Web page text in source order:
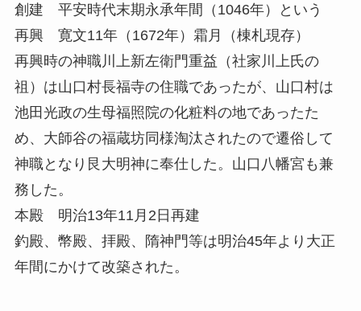
創建 平安時代末期永承年間（1046年）という
再興 寛文11年（1672年）霜月（棟札現存）
再興時の神職川上新左衛門重益（社家川上氏の
祖）は山口村長福寺の住職であったが、山口村は
池田光政の生母福照院の化粧料の地であったた
め、大師谷の福蔵坊同様淘汰されたので遷俗して
神職となり艮大明神に奉仕した。山口八幡宮も兼
務した。
本殿 明治13年11月2日再建
釣殿、幣殿、拝殿、隋神門等は明治45年より大正
年間にかけて改築された。